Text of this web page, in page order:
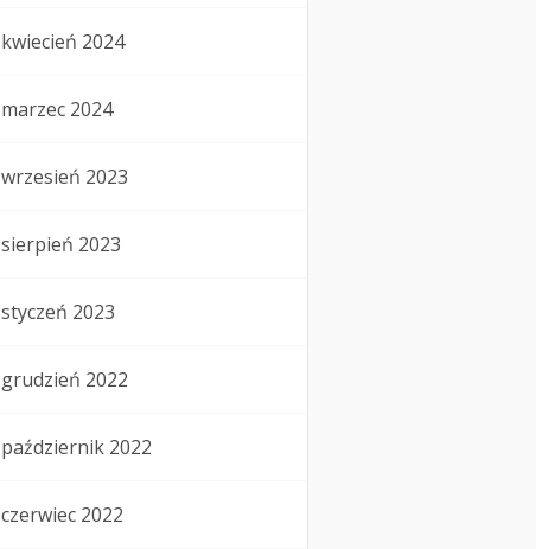
kwiecień 2024
marzec 2024
wrzesień 2023
sierpień 2023
styczeń 2023
grudzień 2022
październik 2022
czerwiec 2022